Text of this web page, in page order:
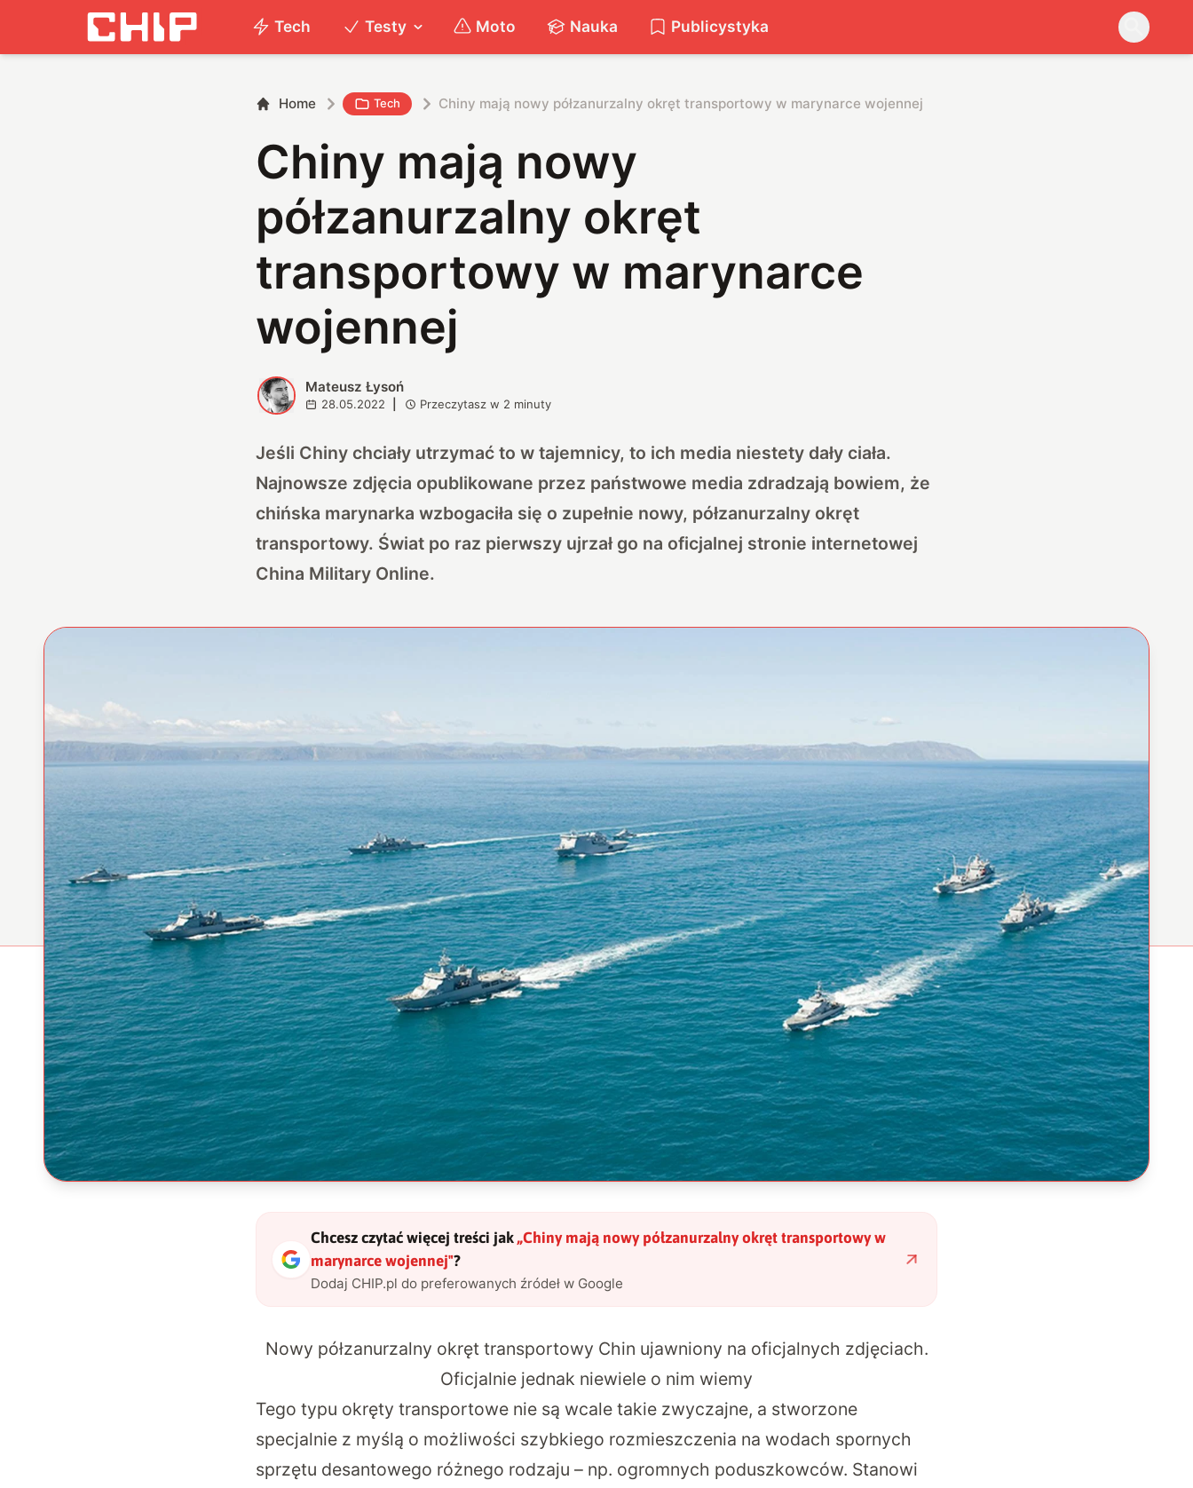
Tech Testy Moto Nauka Publicystyka
Home Tech Chiny mają nowy półzanurzalny okręt transportowy w marynarce wojennej
Chiny mają nowy
półzanurzalny okręt
transportowy w marynarce
wojennej
M Mateusz Łysoń
28.05.2022 Przeczytasz w 2 minuty
Jeśli Chiny chciały utrzymać to w tajemnicy, to ich media niestety dały ciała.
Najnowsze zdjęcia opublikowane przez państwowe media zdradzają bowiem, że
chińska marynarka wzbogaciła się o zupełnie nowy, półzanurzalny okręt
transportowy. Świat po raz pierwszy ujrzał go na oficjalnej stronie internetowej
China Military Online.
Chcesz czytać więcej treści jak „Chiny mają nowy półzanurzalny okręt transportowy w
marynarce wojennej"?
Dodaj CHIP.pl do preferowanych źródeł w Google
Nowy półzanurzalny okręt transportowy Chin ujawniony na oficjalnych zdjęciach.
Oficjalnie jednak niewiele o nim wiemy
Tego typu okręty transportowe nie są wcale takie zwyczajne, a stworzone
specjalnie z myślą o możliwości szybkiego rozmieszczenia na wodach spornych
sprzętu desantowego różnego rodzaju – np. ogromnych poduszkowców. Stanowi